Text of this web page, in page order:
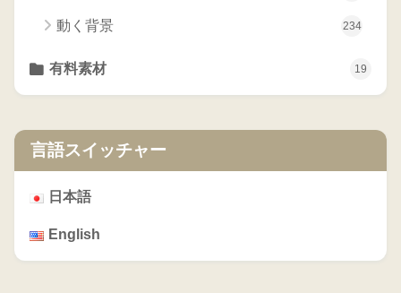
動く背景 234
有料素材 19
言語スイッチャー
日本語
English